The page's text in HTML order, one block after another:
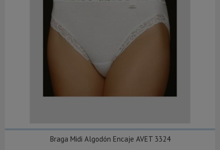
Braga Midi Algodón Encaje AVET 3324